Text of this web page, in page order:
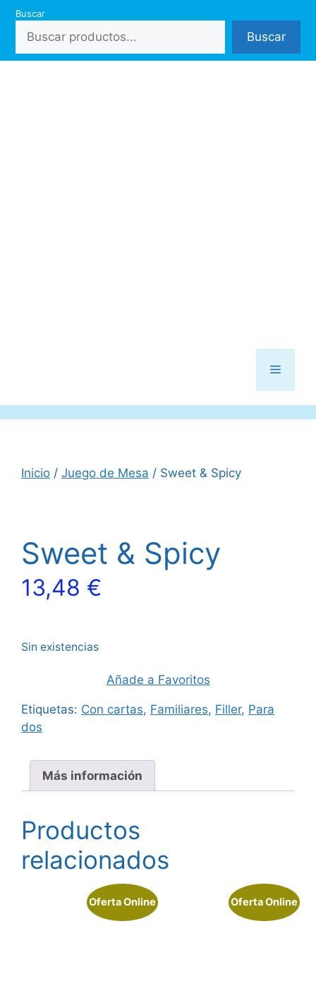
Saltar
contenido
Buscar
Buscar
Menú
Inicio / Juego de Mesa / Sweet & Spicy
Sweet & Spicy
13,48 €
Sin existencias
Añade a Favoritos
Etiquetas: Con cartas, Familiares, Filler, Para
dos
Más información
Productos
relacionados
Oferta Online Oferta Online